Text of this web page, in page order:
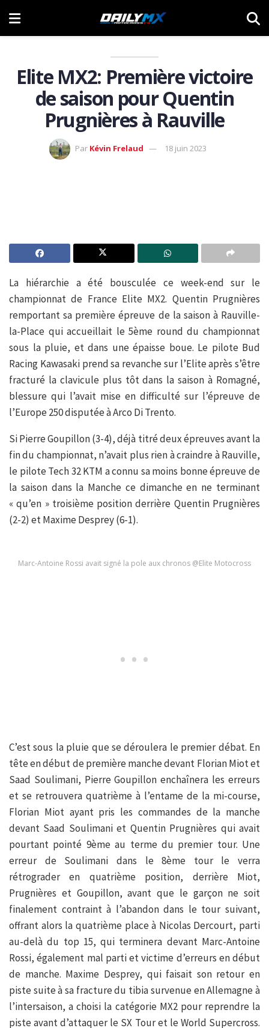
Elite MX2: Première victoire
de saison pour Quentin
Prugnières à Rauville
Par Kévin Frelaud 18 juin 2023
La hiérarchie a été bousculée ce week-end sur le
championnat de France Elite MX2. Quentin Prugnières
remportant sa première épreuve de la saison à Rauville-
la-Place qui accueillait le 5ème round du championnat
sous la pluie, et dans une épaisse boue. Le pilote Bud
Racing Kawasaki prend sa revanche sur l’Elite après s’être
fracturé la clavicule plus tôt dans la saison à Romagné,
blessure qui l’avait mise en difficulté sur l’épreuve de
l’Europe 250 disputée à Arco Di Trento.
Si Pierre Goupillon (3-4), déjà titré deux épreuves avant la
fin du championnat, n’avait plus rien à craindre à Rauville,
le pilote Tech 32 KTM a connu sa moins bonne épreuve de
la saison dans la Manche ce dimanche en ne terminant
« qu’en » troisième position derrière Quentin Prugnières
(2-2) et Maxime Desprey (6-1).
Marc-Antoine Rossi avait signé la pole aux chronos @Elite Motocross
C’est sous la pluie que se déroulera le premier débat. En
tête en début de première manche devant Florian Miot et
Saad Soulimani, Pierre Goupillon enchaînera les erreurs
et se retrouvera quatrième à l’entame de la mi-course,
Florian Miot ayant pris les commandes de la manche
devant Saad Soulimani et Quentin Prugnières qui avait
pourtant pointé 9ème au terme du premier tour. Une
erreur de Soulimani dans le 8ème tour le verra
rétrograder en quatrième position, derrière Miot,
Prugnières et Goupillon, avant que le garçon ne soit
finalement contraint à l’abandon dans le tour suivant,
offrant alors la quatrième place à Nicolas Dercourt, parti
au-delà du top 15, qui terminera devant Marc-Antoine
Rossi, également mal parti et victime d’erreurs en début
de manche. Maxime Desprey, qui faisait son retour en
piste suite à sa fracture du tibia survenue en Allemagne à
l’intersaison, a choisi la catégorie MX2 pour reprendre la
piste avant d’attaquer le SX Tour et le World Supercross.